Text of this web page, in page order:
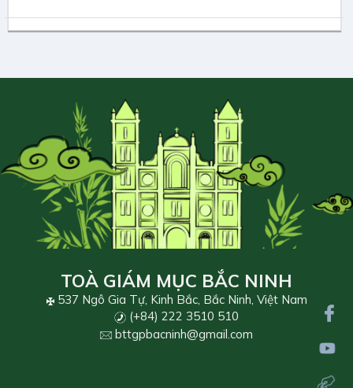
TOÀ GIÁM MỤC BẮC NINH
537 Ngô Gia Tự, Kinh Bắc, Bắc Ninh, Việt Nam
(+84) 222 3510 510
bttgpbacninh@gmail.com